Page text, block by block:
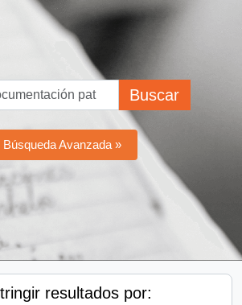
Buscar
Búsqueda Avanzada »
resultados por: